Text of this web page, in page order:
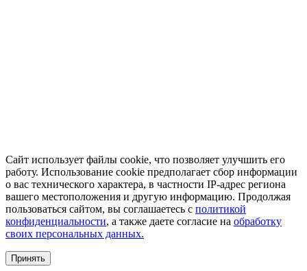
Сайт использует файлы cookie, что позволяет улучшить его
работу. Использование cookie предполагает сбор информации
о вас технического характера, в частности IP-адрес региона
вашего местоположения и другую информацию. Продолжая
пользоваться сайтом, вы соглашаетесь с политикой
конфиденциальности, а также даете согласие на обработку
своих персональных данных.
Принять